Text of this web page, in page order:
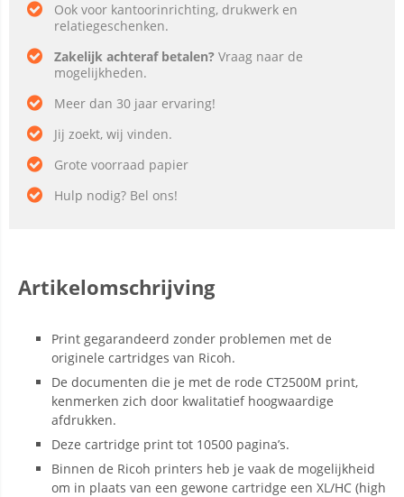
Ook voor kantoorinrichting, drukwerk en
relatiegeschenken.
Zakelijk achteraf betalen? Vraag naar de
mogelijkheden.
Meer dan 30 jaar ervaring!
Jij zoekt, wij vinden.
Grote voorraad papier
Hulp nodig? Bel ons!
Artikelomschrijving
Print gegarandeerd zonder problemen met de
originele cartridges van Ricoh.
De documenten die je met de rode CT2500M print,
kenmerken zich door kwalitatief hoogwaardige
afdrukken.
Deze cartridge print tot 10500 pagina’s.
Binnen de Ricoh printers heb je vaak de mogelijkheid
om in plaats van een gewone cartridge een XL/HC (high